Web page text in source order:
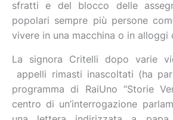
sfratti e del blocco delle
popolari sempre più persone
vivere in una macchina o in alloggi
La signora Critelli dopo varie
appelli rimasti inascoltati (ha
programma di RaiUno “Storie
centro di un’interrogazione